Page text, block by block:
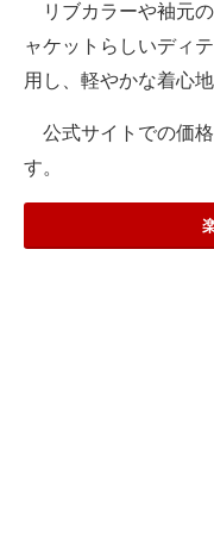
リブカラーや袖元
ャケットらしいディ
用し、軽やかな着心
公式サイトでの価
す。